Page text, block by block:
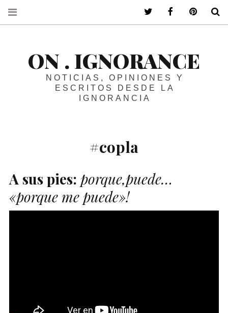
ON . IGNORANCE
NOTICIAS, OPINIONES Y
ESCRITOS DESDE LA
IGNORANCIA
#copla
A sus pies: porque,puede…
«porque me puede»!
ir a mi twitterir a mi facebook
ir a mi